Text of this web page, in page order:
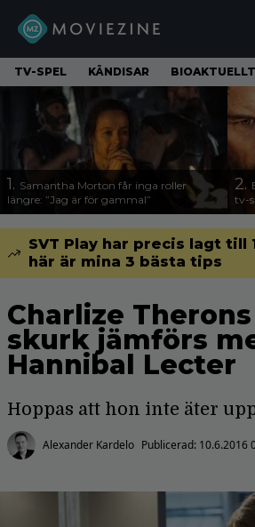
TV-SPEL KÄNDISAR BIOAKTUELLT
1. Samantha Morton får inga roller
längre: ”Jag är för gammal”
2.
tv-
SVT Play har precis lagt till
här är mina 3 bästa tips
Charlize
skurk jämförs
Hannibal Lecter
Hoppas att hon inte äter
Alexander Kardelo Publicerad: 10.6.2016